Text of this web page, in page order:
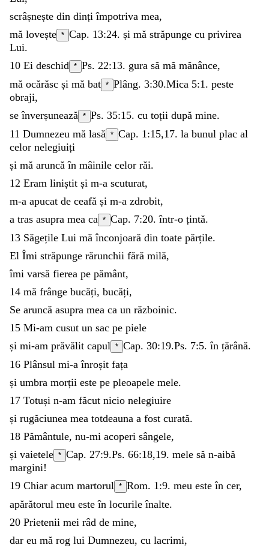
scrâșnește din dințiîmpotriva mea,
mă lovește * Cap. 13:24. și mă străpunge cu privirea
Lui.
10 Ei deschid * Ps. 22:13. gura să mă mănânce,
mă ocărăsc și mă bat * Plâng. 3:30.Mica 5:1 . peste
obraji,
seînverșunează * Ps. 35:15. cu toții după mine.
11 Dumnezeu mă lasă * Cap. 1:15,17. la bunul plac al
celor nelegiuiți
și mă aruncăîn mâinile celor răi.
12 Eram liniștit și m-a scuturat,
m-a apucat de ceafă și m-a zdrobit,
a tras asupra mea ca * Cap. 7:20. într-o țintă.
13 Săgețile Lui măînconjoară din toate părțile.
El Îmi străpunge rărunchii fără milă,
îmi varsă fierea pe pământ,
14 mă frânge bucăți, bucăți,
Se aruncă asupra mea ca un războinic.
15 Mi-am cusut un sac pe piele
și mi-am prăvălit capul * Cap. 30:19.Ps. 7:5. în țărână.
16 Plânsul mi-aînroșit fața
și umbra morții este pe pleoapele mele.
17 Totuși n-am făcut nicio nelegiuire
și rugăciunea mea totdeauna a fost curată.
18 Pământule, nu-mi acoperi sângele,
și vaietele * Cap. 27:9.Ps. 66:18,19. mele să n-aibă
margini!
19 Chiar acum martorul * Rom. 1:9. meu esteîn cer,
apărătorul meu esteîn locurileînalte.
20 Prietenii mei râd de mine,
dar eu mă rog lui Dumnezeu, cu lacrimi,